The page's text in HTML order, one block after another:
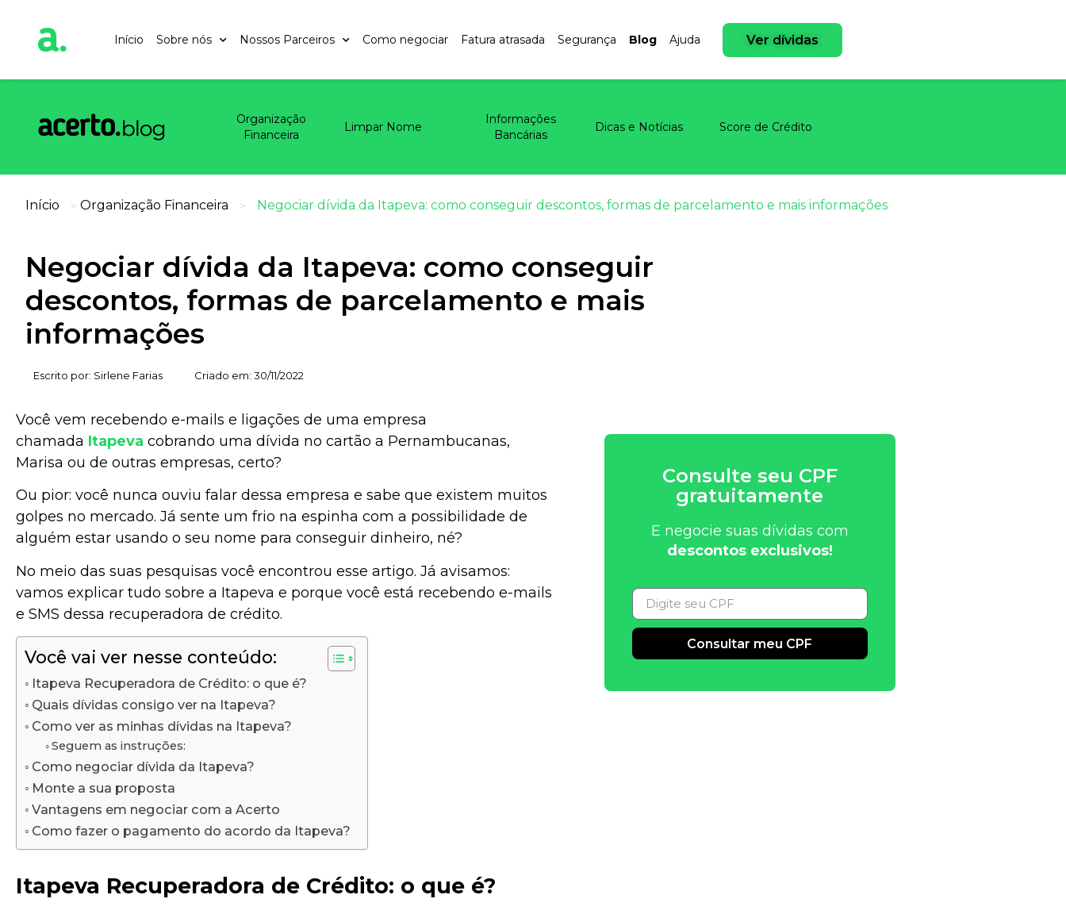
Início Sobre nós Nossos Parceiros Como negociar Fatura atrasada Segurança Blog Ajuda Ver dívidas
Organização
Financeira
Limpar Nome
Informações
Bancárias
Dicas e Notícias Score de Crédito
Início > Organização Financeira > Negociar dívida da Itapeva: como conseguir descontos, formas de parcelamento e mais informações
Negociar dívida da Itapeva: como conseguir
descontos, formas de parcelamento e mais
informações
Escrito por: Sirlene Farias Criado em: 30/11/2022
Você vem recebendo e-mails e ligações de uma empresa
chamada Itapeva cobrando uma dívida no cartão a Pernambucanas,
Marisa ou de outras empresas, certo?
Ou pior: você nunca ouviu falar dessa empresa e sabe que existem muitos
golpes no mercado. Já sente um frio na espinha com a possibilidade de
alguém estar usando o seu nome para conseguir dinheiro, né?
No meio das suas pesquisas você encontrou esse artigo. Já avisamos:
vamos explicar tudo sobre a Itapeva e porque você está recebendo e-mails
e SMS dessa recuperadora de crédito.
Você vai ver nesse conteúdo:
Itapeva Recuperadora de Crédito: o que é?
Quais dívidas consigo ver na Itapeva?
Como ver as minhas dívidas na Itapeva?
Seguem as instruções:
Como negociar dívida da Itapeva?
Monte a sua proposta
Vantagens em negociar com a Acerto
Como fazer o pagamento do acordo da Itapeva?
Itapeva Recuperadora de Crédito: o que é?
Consulte seu CPF
gratuitamente
E negocie suas dívidas com
descontos exclusivos!
Consultar meu CPF